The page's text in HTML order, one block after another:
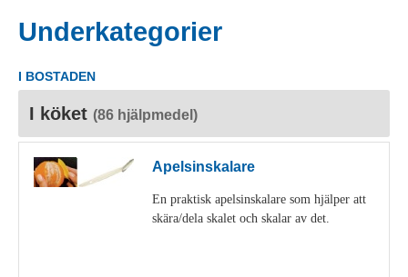
Underkategorier
I BOSTADEN
I köket (86 hjälpmedel)
Apelsinskalare
En praktisk apelsinskalare som hjälper att
skära/dela skalet och skalar av det.